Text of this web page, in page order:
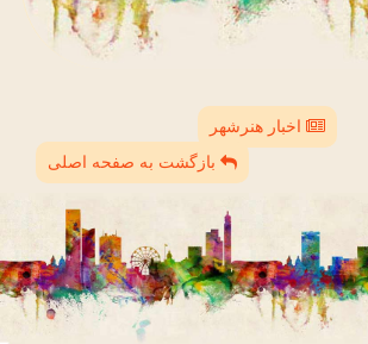
اخبار هنرشهر
بازگشت به صفحه اصلی